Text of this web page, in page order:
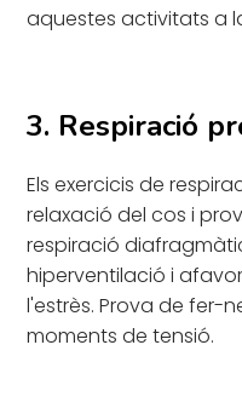
aquestes activitats a
3. Respiració
Els exercicis de
relaxació del cos i
respiració
hiperventilació i
l'estrès. Prova de fer-
moments de tensió.